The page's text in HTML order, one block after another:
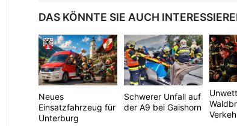
DAS KÖNNTE SIE AUCH
Neues
Einsatzfahrzeug für
Unterburg
Schwerer Unfall auf
der A9 bei Gaishorn